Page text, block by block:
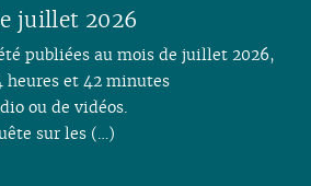
juillet 2026
publiées au mois de juillet 2026,
heures et 42 minutes
ou de vidéos.
sur les (…)